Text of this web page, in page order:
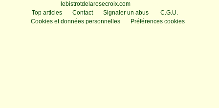
lebistrotdelarosecroix.com
Top articles
Contact Signaler un abus
C.G.U.
Cookies et données personnelles
Préférences cookies